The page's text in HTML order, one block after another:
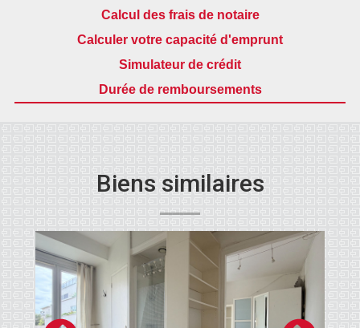
Calcul des frais de notaire
Calculer votre capacité d'emprunt
Simulateur de crédit
Durée de remboursements
Biens similaires